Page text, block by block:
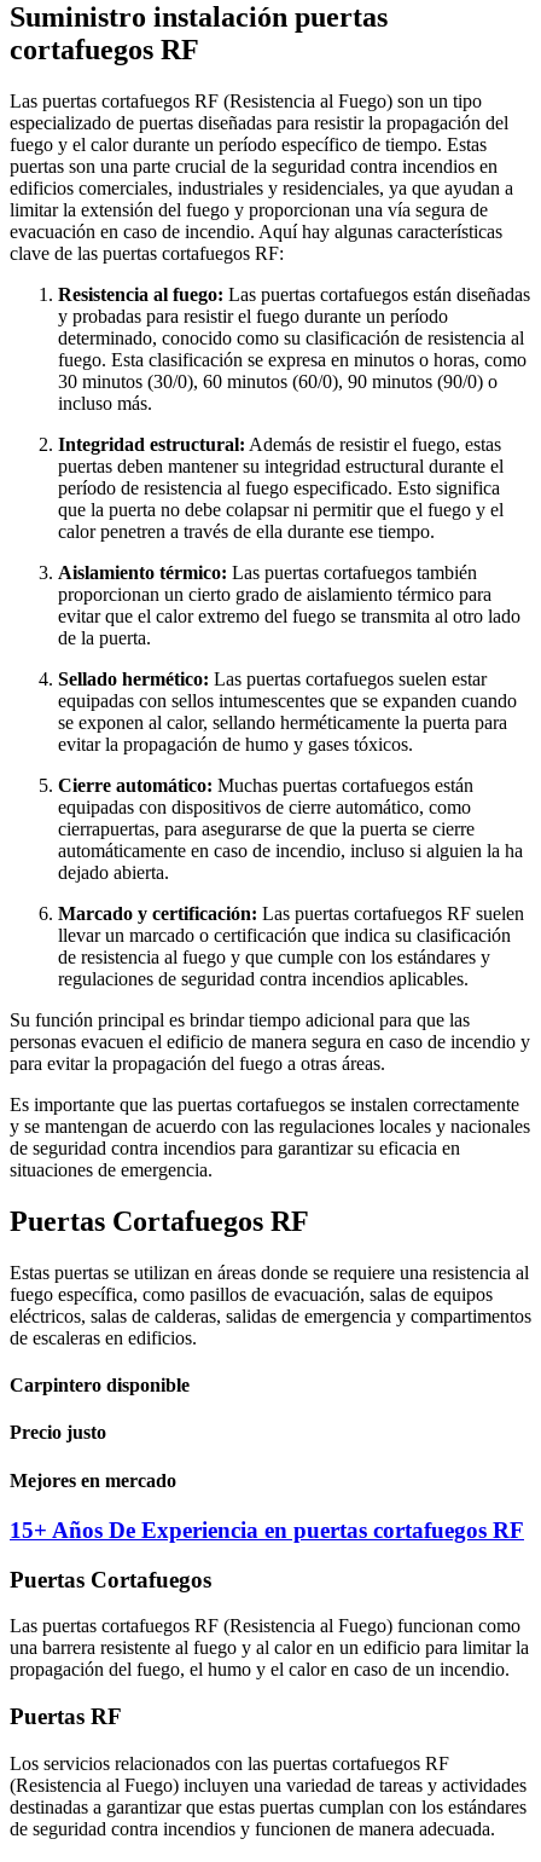
Suministro instalación puertas
cortafuegos RF
Las puertas cortafuegos RF (Resistencia al Fuego) son un tipo
especializado de puertas diseñadas para resistir la propagación del
fuego y el calor durante un período específico de tiempo. Estas
puertas son una parte crucial de la seguridad contra incendios en
edificios comerciales, industriales y residenciales, ya que ayudan a
limitar la extensión del fuego y proporcionan una vía segura de
evacuación en caso de incendio. Aquí hay algunas características
clave de las puertas cortafuegos RF:
Resistencia al fuego: Las puertas cortafuegos están diseñadas
y probadas para resistir el fuego durante un período
determinado, conocido como su clasificación de resistencia al
fuego. Esta clasificación se expresa en minutos o horas, como
30 minutos (30/0), 60 minutos (60/0), 90 minutos (90/0) o
incluso más.
Integridad estructural: Además de resistir el fuego, estas
puertas deben mantener su integridad estructural durante el
período de resistencia al fuego especificado. Esto significa
que la puerta no debe colapsar ni permitir que el fuego y el
calor penetren a través de ella durante ese tiempo.
Aislamiento térmico: Las puertas cortafuegos también
proporcionan un cierto grado de aislamiento térmico para
evitar que el calor extremo del fuego se transmita al otro lado
de la puerta.
Sellado hermético: Las puertas cortafuegos suelen estar
equipadas con sellos intumescentes que se expanden cuando
se exponen al calor, sellando herméticamente la puerta para
evitar la propagación de humo y gases tóxicos.
Cierre automático: Muchas puertas cortafuegos están
equipadas con dispositivos de cierre automático, como
cierrapuertas, para asegurarse de que la puerta se cierre
automáticamente en caso de incendio, incluso si alguien la ha
dejado abierta.
Marcado y certificación: Las puertas cortafuegos RF suelen
llevar un marcado o certificación que indica su clasificación
de resistencia al fuego y que cumple con los estándares y
regulaciones de seguridad contra incendios aplicables.
Su función principal es brindar tiempo adicional para que las
personas evacuen el edificio de manera segura en caso de incendio y
para evitar la propagación del fuego a otras áreas.
Es importante que las puertas cortafuegos se instalen correctamente
y se mantengan de acuerdo con las regulaciones locales y nacionales
de seguridad contra incendios para garantizar su eficacia en
situaciones de emergencia.
Puertas Cortafuegos RF
Estas puertas se utilizan en áreas donde se requiere una resistencia al
fuego específica, como pasillos de evacuación, salas de equipos
eléctricos, salas de calderas, salidas de emergencia y compartimentos
de escaleras en edificios.
Carpintero disponible
Precio justo
Mejores en mercado
15+ Años De Experiencia en puertas cortafuegos RF
Puertas Cortafuegos
Las puertas cortafuegos RF (Resistencia al Fuego) funcionan como
una barrera resistente al fuego y al calor en un edificio para limitar la
propagación del fuego, el humo y el calor en caso de un incendio.
Puertas RF
Los servicios relacionados con las puertas cortafuegos RF
(Resistencia al Fuego) incluyen una variedad de tareas y actividades
destinadas a garantizar que estas puertas cumplan con los estándares
de seguridad contra incendios y funcionen de manera adecuada.